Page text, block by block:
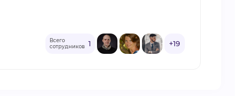
Всего
сотрудников 1 +19